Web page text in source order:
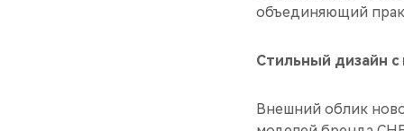
объединяющий
Стильный дизайн
Внешний облик